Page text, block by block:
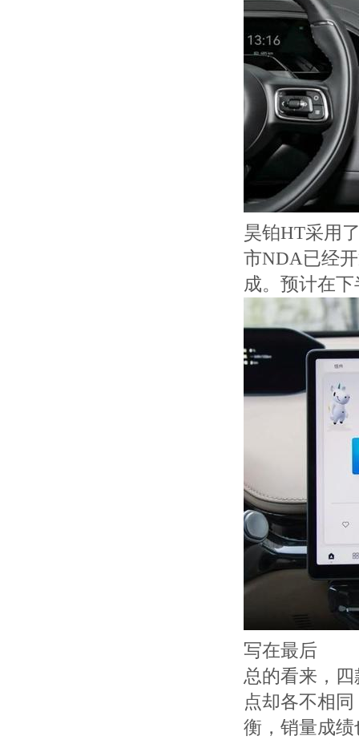
昊铂HT采用
市NDA已经
成。预计在
写在最后
总的看来，
点却各不相
衡，销量成